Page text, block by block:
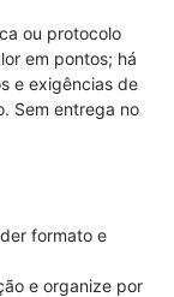
ou protocolo
em pontos; há
e exigências de
Sem entrega no
formato e
e organize por